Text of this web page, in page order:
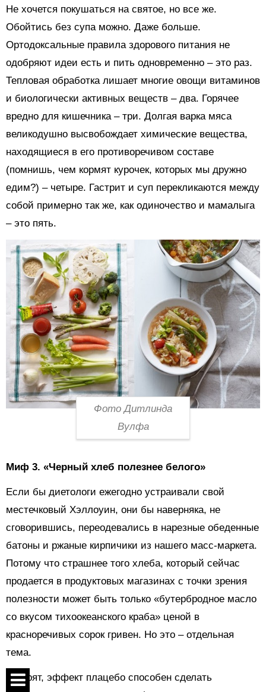
Не хочется покушаться на святое, но все же.
Обойтись без супа можно. Даже больше.
Ортодоксальные правила здорового питания не
одобряют идеи есть и пить одновременно – это раз.
Тепловая обработка лишает многие овощи витаминов
и биологически активных веществ – два. Горячее
вредно для кишечника – три. Долгая варка мяса
великодушно высвобождает химические вещества,
находящиеся в его противоречивом составе
(помнишь, чем кормят курочек, которых мы дружно
едим?) – четыре. Гастрит и суп перекликаются между
собой примерно так же, как одиночество и мамалыга
– это пять.
Фото Дитлинда
Вулфа
Миф 3. «Черный хлеб полезнее белого»
Если бы диетологи ежегодно устраивали свой
местечковый Хэллоуин, они бы наверняка, не
сговорившись, переодевались в нарезные обеденные
батоны и ржаные кирпичики из нашего масс-маркета.
Потому что страшнее того хлеба, который сейчас
продается в продуктовых магазинах с точки зрения
полезности может быть только «бутербродное масло
со вкусом тихоокеанского краба» ценой в
красноречивых сорок гривен. Но это – отдельная
тема.
Говорят, эффект плацебо способен сделать